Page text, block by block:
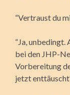
“Vertraust du
“Ja, unbedingt.
bei den JHP-
Vorbereitung
jetzt